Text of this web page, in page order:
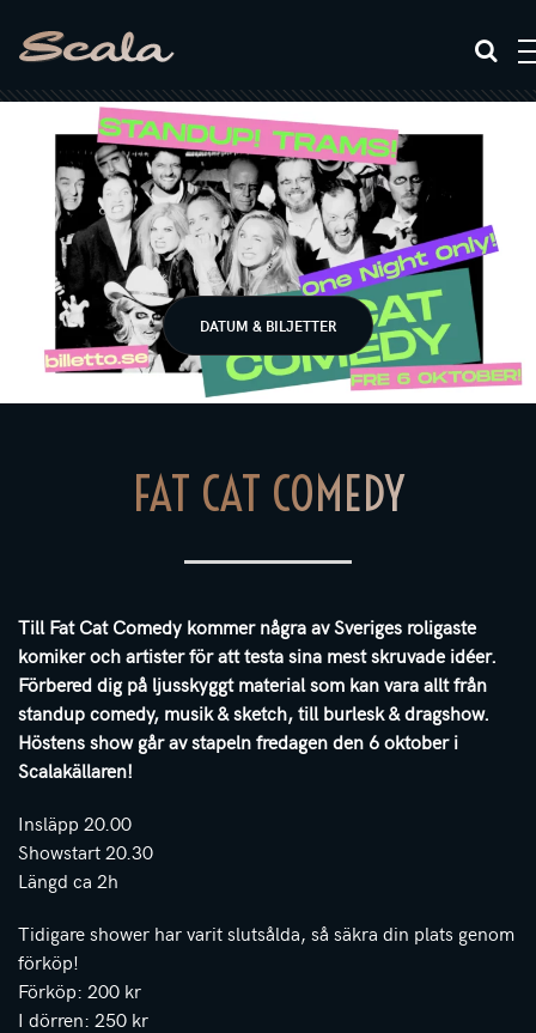
DATUM & BILJETTER
FAT CAT COMEDY
Till Fat Cat Comedy kommer några av Sveriges roligaste
komiker och artister för att testa sina mest skruvade idéer.
Förbered dig på ljusskyggt material som kan vara allt från
standup comedy, musik & sketch, till burlesk & dragshow.
Höstens show går av stapeln fredagen den 6 oktober i
Scalakällaren!
Insläpp 20.00
Showstart 20.30
Längd ca 2h
Tidigare shower har varit slutsålda, så säkra din plats genom
förköp!
Förköp: 200 kr
I dörren: 250 kr